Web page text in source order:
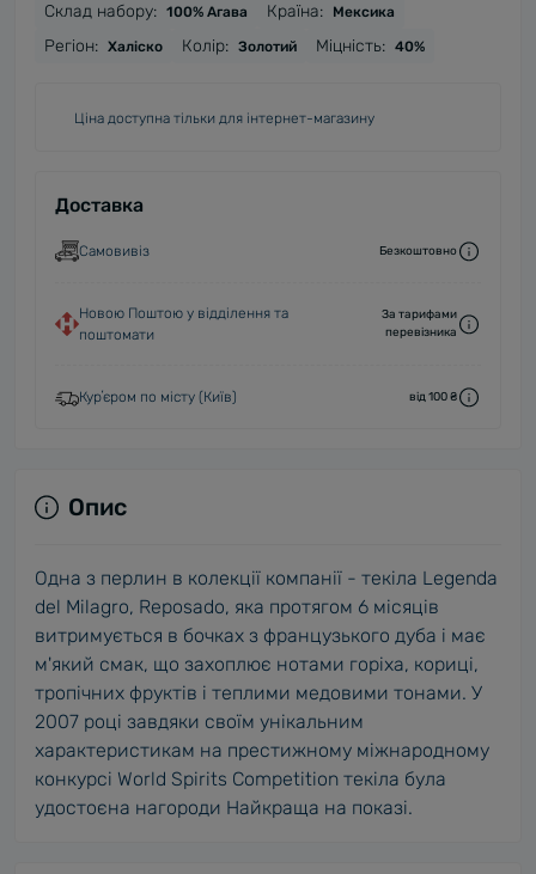
Cклад набору: 100% Агава Країна: Мексика
Регіон: Халіско Колір: Золотий Міцність: 40%
Ціна доступна тільки для інтернет-магазину
Доставка
Самовивіз Безкоштовно
Новою Поштою у відділення та
поштомати
За тарифами
перевізника
Курʼєром по місту (Київ) від 100 ₴
Опис
Одна з перлин в колекції компанії - текіла Legenda
del Milagro, Reposado, яка протягом 6 місяців
витримується в бочках з французького дуба і має
м'який смак, що захоплює нотами горіха, кориці,
тропічних фруктів і теплими медовими тонами. У
2007 році завдяки своїм унікальним
характеристикам на престижному міжнародному
конкурсі World Spirits Competition текіла була
удостоєна нагороди Найкраща на показі.